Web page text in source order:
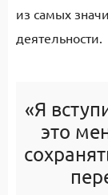
из самых
деятельности.
«Я
это